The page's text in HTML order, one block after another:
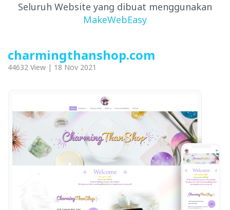
Seluruh Website yang dibuat menggunakan
MakeWebEasy
charmingthanshop.com
44632 View | 18 Nov 2021